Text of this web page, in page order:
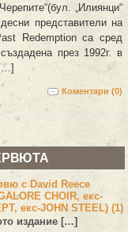
„Илиянци“
представители на
Redemption са сред
през 1992г. в
Коментари (0)
с David Reece
CHOIR, екс-
екс-JOHN STEEL) (1)
издание […]